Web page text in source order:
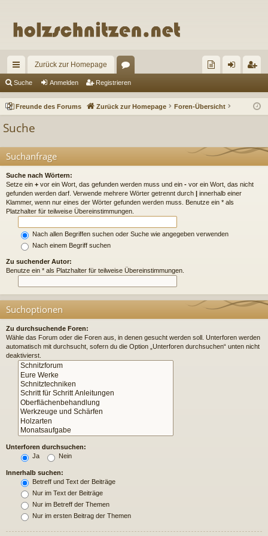
ch
ne
riff
Zurück zur Homepage
or
en un
s
ru
m
n
ist
n
Suche Anmelden Registrieren
Freunde des Forums Zurück zur Homepage Foren-Übersicht
Suche
Suchanfrage
Suche nach Wörtern:
Setze ein + vor ein Wort, das gefunden werden muss und ein - vor ein Wort, das nicht
gefunden werden darf. Verwende mehrere Wörter getrennt durch | innerhalb einer
Klammer, wenn nur eines der Wörter gefunden werden muss. Benutze ein * als
Platzhalter für teilweise Übereinstimmungen.
Nach allen Begriffen suchen oder Suche wie angegeben verwenden
Nach einem Begriff suchen
Zu suchender Autor:
Benutze ein * als Platzhalter für teilweise Übereinstimmungen.
Suchoptionen
Zu durchsuchende Foren:
Wähle das Forum oder die Foren aus, in denen gesucht werden soll. Unterforen werden
automatisch mit durchsucht, sofern du die Option „Unterforen durchsuchen“ unten nicht
deaktivierst.
Unterforen durchsuchen:
Ja
Nein
Innerhalb suchen:
Betreff und Text der Beiträge
Nur im Text der Beiträge
Nur im Betreff der Themen
Nur im ersten Beitrag der Themen